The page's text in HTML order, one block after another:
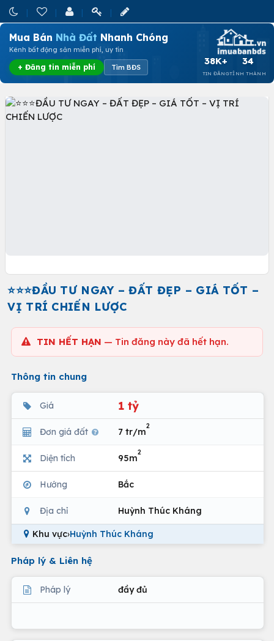
Mua Bán Nhà Đất Nhanh Chóng
Kênh bất động sản miễn phí, uy tín
+ Đăng tin miễn phí Tìm BĐS
38K+
TIN ĐĂNG
34
TỈNH THÀNH
⭐⭐⭐ĐẦU TƯ NGAY – ĐẤT ĐẸP – GIÁ TỐT –
VỊ TRÍ CHIẾN LƯỢC
TIN HẾT HẠN — Tin đăng này đã hết hạn.
Thông tin chung
Giá 1 tỷ
Đơn giá đất 7 tr/m
2
Diện tích 95m
2
Hướng Bắc
Địa chỉ Huỳnh Thúc Kháng
Khu vực›Huỳnh Thúc Kháng
Pháp lý & Liên hệ
Pháp lý đầy đủ